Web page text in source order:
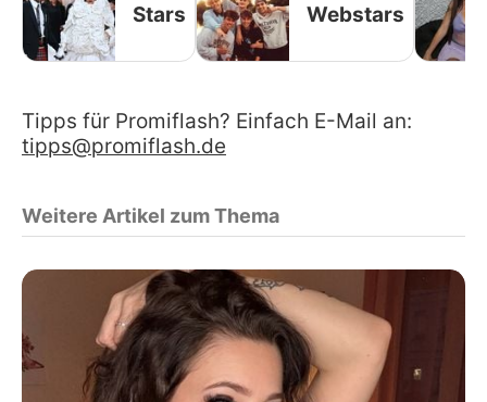
Stars Webstars
Tipps für Promiflash? Einfach E-Mail an:
tipps@promiflash.de
Weitere Artikel zum Thema